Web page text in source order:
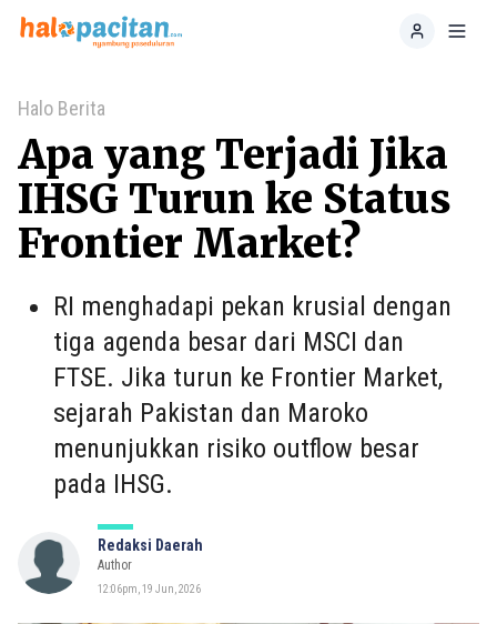
Home
Halo Berita
Apa yang Terjadi Jika
IHSG Turun ke Status
Frontier Market?
RI menghadapi pekan krusial dengan
tiga agenda besar dari MSCI dan
FTSE. Jika turun ke Frontier Market,
sejarah Pakistan dan Maroko
menunjukkan risiko outflow besar
pada IHSG.
Redaksi Daerah
Author
12:06pm, 19 Jun, 2026